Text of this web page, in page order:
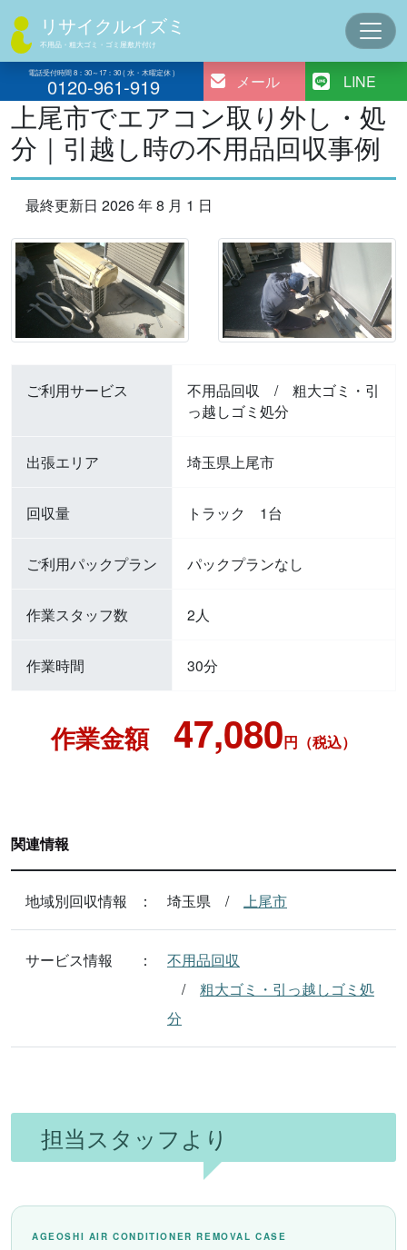
ン
テ
ツ
キ
ッ
リサイクルイズミ
不用品・粗大ゴミ・ゴミ屋敷片付け
電話受付時間 8：30～17：30 ( 水・木曜定休 )
0120-961-919 メール LINE
上尾市でエアコン取り外し・処
分｜引越し時の不用品回収事例
最終更新日 2026 年 8 月 1 日
ご利用サービス 不用品回収 / 粗大ゴミ・引
っ越しゴミ処分
出張エリア 埼玉県上尾市
回収量 トラック 1台
ご利用パックプラン パックプランなし
作業スタッフ数 2人
作業時間 30分
作業金額 47,080円（税込）
関連情報
地域別回収情報 埼玉県 上尾市
サービス情報
不用品回収
粗大ゴミ・引っ越しゴミ処
分
担当スタッフより
AGEOSHI AIR CONDITIONER REMOVAL CASE